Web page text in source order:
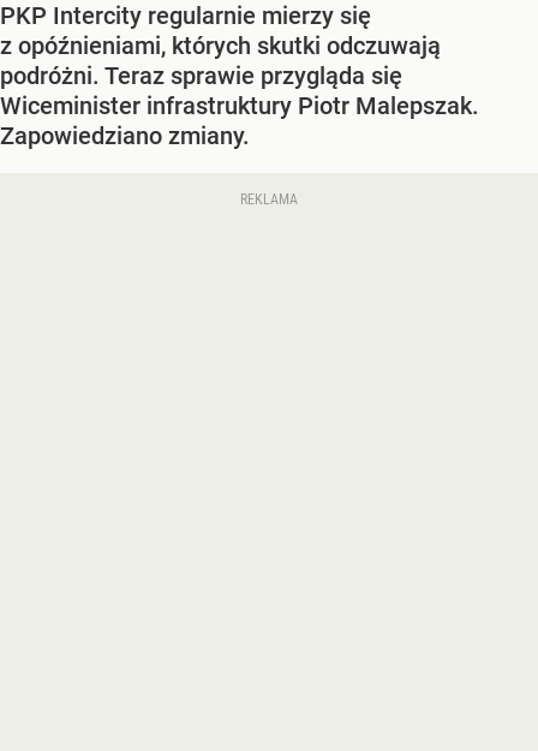
PKP Intercity regularnie mierzy się
z opóźnieniami, których skutki odczuwają
podróżni. Teraz sprawie przygląda się
Wiceminister infrastruktury Piotr Malepszak.
Zapowiedziano zmiany.